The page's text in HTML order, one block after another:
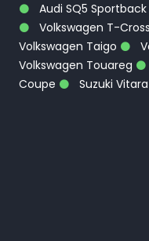
Audi SQ5 Sportback
Volkswagen T-Cross
Volkswagen Taigo
Volkswagen Touareg
Coupe
Suzuki Vitara